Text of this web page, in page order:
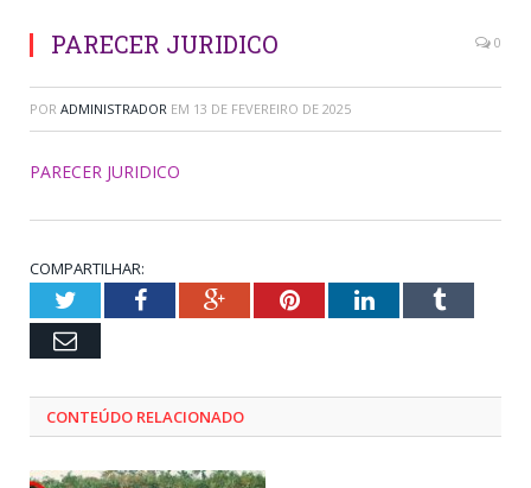
PARECER JURIDICO 0
POR ADMINISTRADOR EM 13 DE FEVEREIRO DE 2025
PARECER JURIDICO
COMPARTILHAR:
TwitterFacebookGoogle+PinterestLinkedInTumblr
Email
CONTEÚDO RELACIONADO